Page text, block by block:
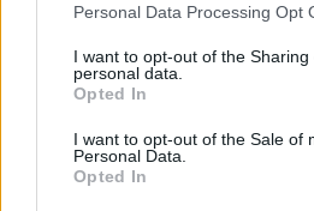
Personal Data Processing Opt
I want to opt-out of the Sharing
personal data.
Opted In
I want to opt-out of the Sale of
Personal Data.
Opted In
Obama critica